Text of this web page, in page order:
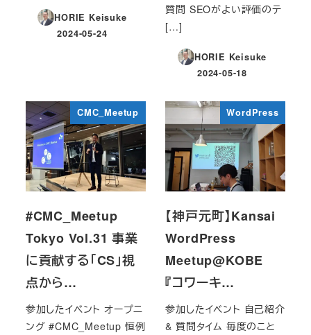
HORIE Keisuke
投稿日
2024-05-24
質問 SEOがよい評価のテ
[…]
HORIE Keisuke
投稿日
2024-05-18
CMC_Meetup
#CMC_Meetup
Tokyo Vol.31 事業
に貢献する「CS」視
点から…
参加したイベント オープニ
ング #CMC_Meetup 恒例
WordPress
【神戸元町】Kansai
WordPress
Meetup@KOBE
『コワーキ…
参加したイベント 自己紹介
& 質問タイム 毎度のこと